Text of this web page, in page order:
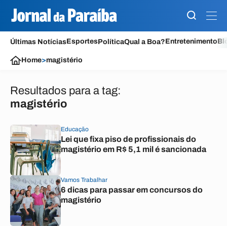
Últimas NotíciasEsportesPolíticaQual a Boa?Entretenimento
Home>magistério
Resultados para a tag:
magistério
Educação
Lei que fixa piso de profissionais do
magistério em R$ 5,1 mil é sancionada
Vamos Trabalhar
6 dicas para passar em concursos do
magistério